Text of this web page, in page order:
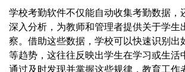
学校考勤软件不仅能自动收集考勤数据，
深入分析，为教师和管理者提供关于学生
察。借助这些数据，学校可以快速识别出
等趋势，这往往反映出学生在学习或生活